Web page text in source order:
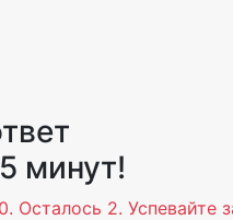
минут!
Осталось 2. Успевайте